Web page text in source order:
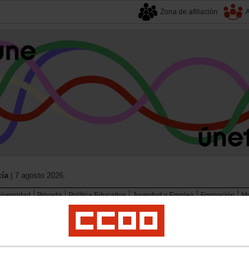
Zona de afiliación
| 7 agosto 2026.
Privada Política Educativa Juventud y Empleo Formación
DE INCAPACIDAD TEMPORAL FUNCIONARIO DE